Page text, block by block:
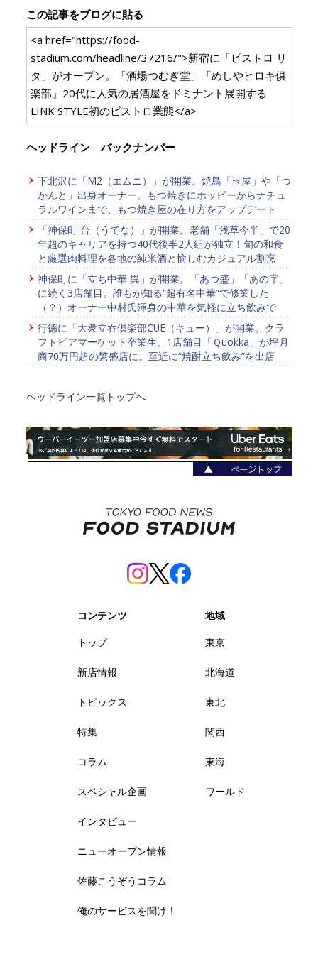
この記事をブログに貼る
<a href="https://food-
stadium.com/headline/37216/">新宿に「ビストロ リ
タ」がオープン。「酒場つむぎ堂」「めしやヒロキ俱
楽部」20代に人気の居酒屋をドミナント展開する
LINK STYLE初のビストロ業態</a>
ヘッドライン バックナンバー
下北沢に「M2（エムニ）」が開業。焼鳥「玉屋」や「つ
かんと」出身オーナー、もつ焼きにホッピーからナチュ
ラルワインまで、もつ焼き屋の在り方をアップデート
「神保町 台（うてな）」が開業。老舗「浅草今半」で20
年超のキャリアを持つ40代後半2人組が独立！旬の和食
と厳選肉料理を各地の純米酒と愉しむカジュアル割烹
神保町に「立ち中華 異」が開業。「あつ盛」「あの字」
に続く3店舗目。誰もが知る“超有名中華”で修業した
（？）オーナー中村氏渾身の中華を気軽に立ち飲みで
行徳に「大衆立吞倶楽部CUE（キュー）」が開業。クラ
フトビアマーケット卒業生、1店舗目「Ｑuokka」が坪月
商70万円超の繁盛店に。至近に“焼酎立ち飲み”を出店
ヘッドライン一覧トップへ
コンテンツ
トップ
新店情報
トピックス
特集
コラム
スペシャル企画
インタビュー
ニューオープン情報
佐藤こうぞうコラム
俺のサービスを聞け！
地域
東京
北海道
東北
関西
東海
ワールド